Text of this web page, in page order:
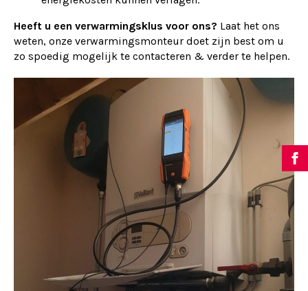
Heeft u een verwarmingsklus voor ons? Laat het ons
weten, onze verwarmingsmonteur doet zijn best om u
zo spoedig mogelijk te contacteren & verder te helpen.